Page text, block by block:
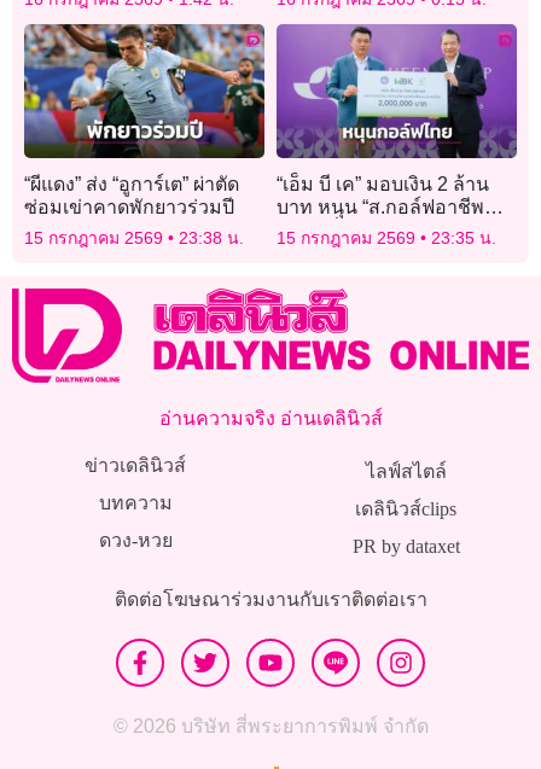
ลือ-เสื้อเกราะ
“ผีแดง” ส่ง “อูการ์เต” ผ่าตัด
ซ่อมเข่าคาดพักยาวร่วมปี
15 กรกฎาคม 2569 23:38 น.
“เอ็ม บี เค” มอบเงิน 2 ล้าน
บาท หนุน “ส.กอล์ฟอาชีพ
ไทย” เพื่อร่วมพัฒนาวงการ
กอล์ฟไทย
15 กรกฎาคม 2569 23:35 น.
อ่านความจริง อ่านเดลินิวส์
ข่าวเดลินิวส์
บทความ
ดวง-หวย
ไลฟ์สไตล์
เดลินิวส์clips
PR by dataxet
ติดต่อโฆษณาร่วมงานกับเราติดต่อเรา
© 2026 บริษัท สี่พระยาการพิมพ์ จำกัด